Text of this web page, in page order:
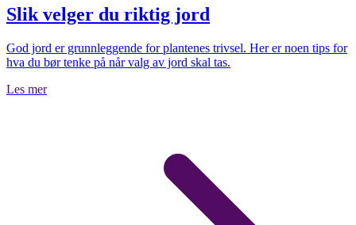
Slik velger du riktig jord
God jord er grunnleggende for plantenes trivsel. Her er noen tips for
hva du bør tenke på når valg av jord skal tas.
Les mer